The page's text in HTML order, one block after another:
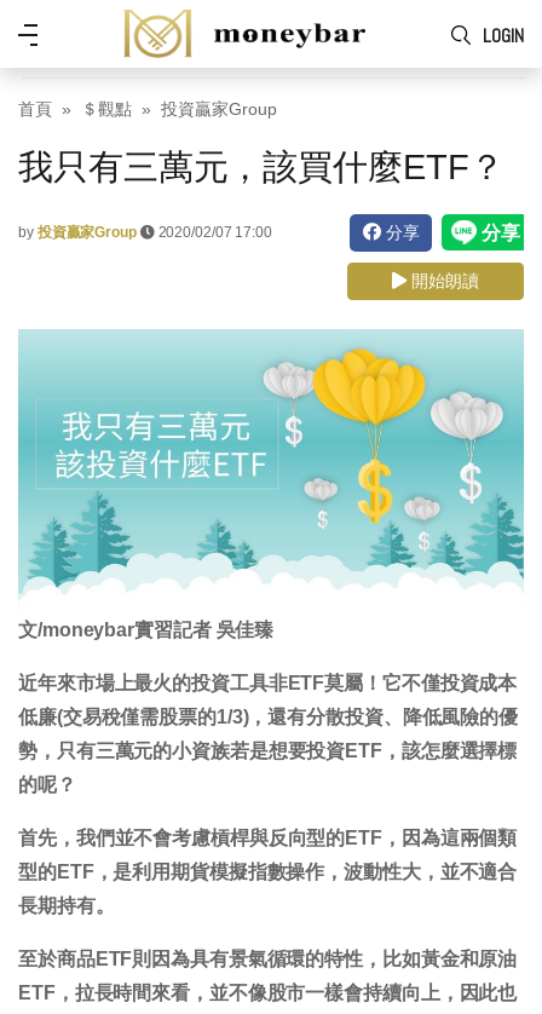
Skip to main content
LOGIN
功
能
表
首頁 ＄觀點 投資贏家Group
我只有三萬元，該買什麼ETF？
by 投資贏家Group 2020/02/07 17:00 分享
開始朗讀
文/moneybar實習記者 吳佳臻
近年來市場上最火的投資工具非ETF莫屬！它不僅投資成本
低廉(交易稅僅需股票的1/3)，還有分散投資、降低風險的優
勢，只有三萬元的小資族若是想要投資ETF，該怎麼選擇標
的呢？
首先，我們並不會考慮槓桿與反向型的ETF，因為這兩個類
型的ETF，是利用期貨模擬指數操作，波動性大，並不適合
長期持有。
至於商品ETF則因為具有景氣循環的特性，比如黃金和原油
ETF，拉長時間來看，並不像股市一樣會持續向上，因此也